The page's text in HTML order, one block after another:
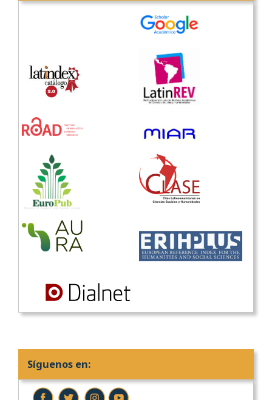
Síguenos en: